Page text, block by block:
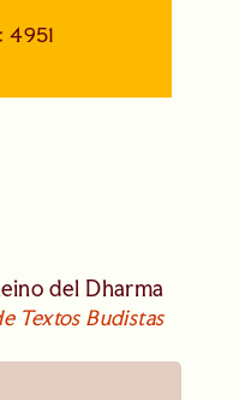
4951
del Dharma
Textos Budistas